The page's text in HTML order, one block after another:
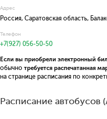
Адрес
Россия, Саратовская область,
Телефон
+7(927) 056-50-50
Если вы приобрели электронный
обычно требуется распечатанная
на странице расписания по
Расписание автобусов